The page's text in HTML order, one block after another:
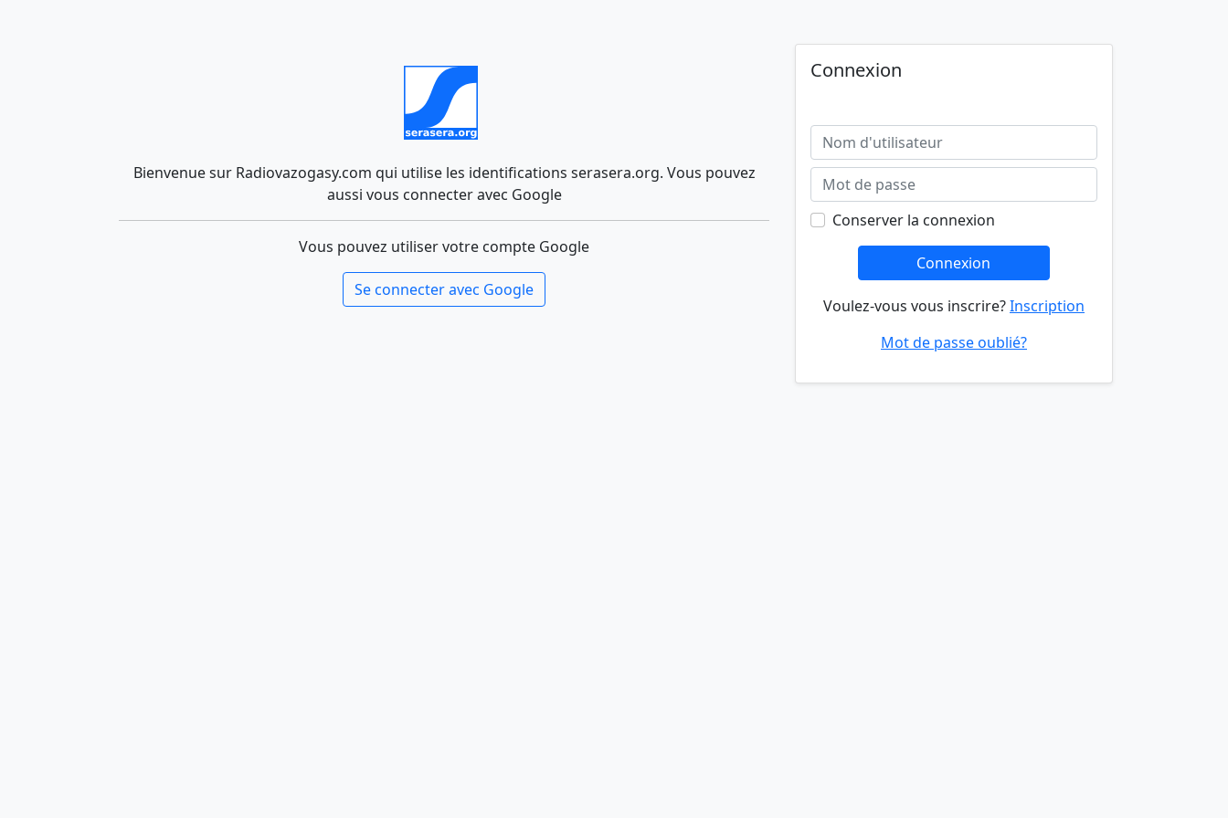
Bienvenue sur Radiovazogasy.com qui utilise les identifications serasera.org. Vous pouvez
aussi vous connecter avec Google
Vous pouvez utiliser votre compte Google
Se connecter avec Google
Connexion
Conserver la connexion
Connexion
Voulez-vous vous inscrire?Inscription
Mot de passe oublié?